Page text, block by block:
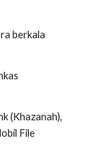
berkala
(Khazanah),
File